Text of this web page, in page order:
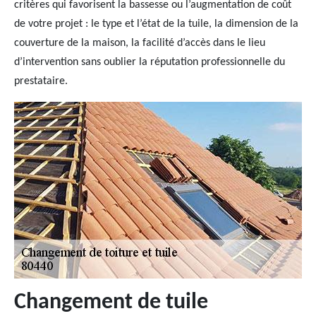
critères qui favorisent la bassesse ou l’augmentation de coût
de votre projet : le type et l’état de la tuile, la dimension de la
couverture de la maison, la facilité d’accès dans le lieu
d’intervention sans oublier la réputation professionnelle du
prestataire.
Changement de tuile